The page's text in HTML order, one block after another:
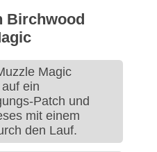
Birchwood
Magic
ein
Patch und
mit einem
den Lauf.